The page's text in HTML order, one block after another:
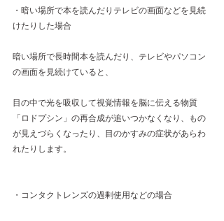
・暗い場所で本を読んだりテレビの画面などを見続
けたりした場合
暗い場所で長時間本を読んだり、テレビやパソコン
の画面を見続けていると、
目の中で光を吸収して視覚情報を脳に伝える物質
「ロドプシン」の再合成が追いつかなくなり、もの
が見えづらくなったり、目のかすみの症状があらわ
れたりします。
・コンタクトレンズの過剰使用などの場合